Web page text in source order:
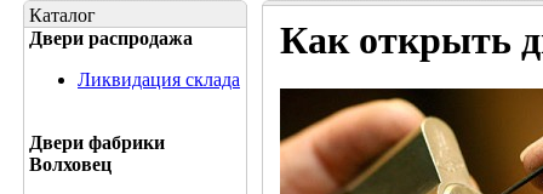
Каталог
Двери распродажа
Ликвидация склада
Двери фабрики
Волховец
Как открыть